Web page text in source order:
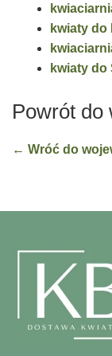
kwiaty do
kwiaty do
Powrót do
← Wróć do